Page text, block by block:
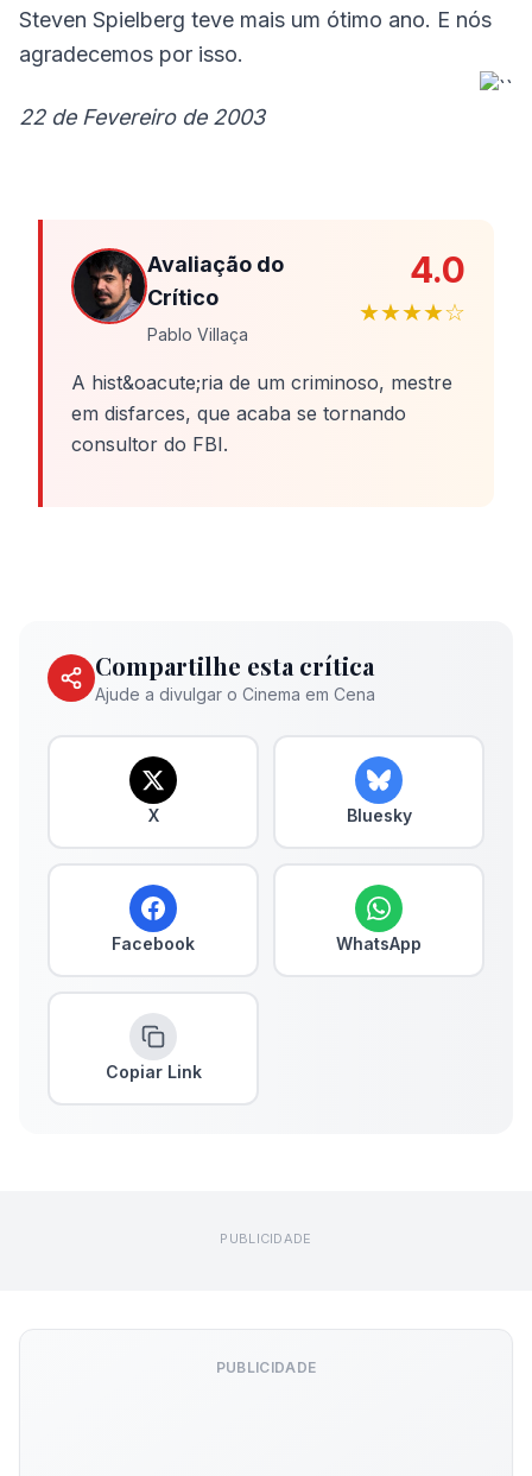
Steven Spielberg teve mais um ótimo ano. E nós
agradecemos por isso.
22 de Fevereiro de 2003
Avaliação do
Crítico
Pablo Villaça
4.0
★★★★☆
A hist&oacute;ria de um criminoso, mestre
em disfarces, que acaba se tornando
consultor do FBI.
Compartilhe esta crítica
Ajude a divulgar o Cinema em Cena
X Bluesky
Facebook WhatsApp
Copiar Link
PUBLICIDADE
PUBLICIDADE